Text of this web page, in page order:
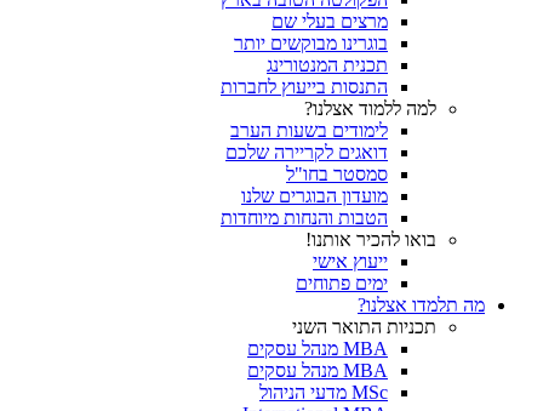
מרצים בעלי שם
בוגרינו מבוקשים יותר
תכנית המנטורינג
התנסות בייעוץ לחברות
למה ללמוד אצלנו?
לימודים בשעות הערב
דואגים לקריירה שלכם
סמסטר בחו"ל
מועדון הבוגרים שלנו
הטבות והנחות מיוחדות
בואו להכיר אותנו!
ייעוץ אישי
ימים פתוחים
מה תלמדו אצלנו?
תכניות התואר השני
MBA מנהל עסקים
MBA מנהל עסקים
MSc מדעי הניהול